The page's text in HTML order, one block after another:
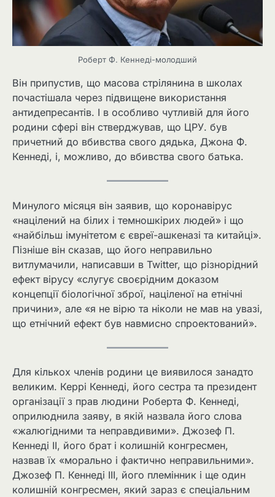
Роберт Ф. Кеннеді-молодший
Він припустив, що масова стрілянина в школах
почастішала через підвищене використання
антидепресантів. І в особливо чутливій для його
родини сфері він стверджував, що ЦРУ. був
причетний до вбивства свого дядька, Джона Ф.
Кеннеді, і, можливо, до вбивства свого батька.
Минулого місяця він заявив, що коронавірус
«націлений на білих і темношкірих людей» і що
«найбільш імунітетом є євреї-ашкеназі та китайці».
Пізніше він сказав, що його неправильно
витлумачили, написавши в Twitter, що різнорідний
ефект вірусу «слугує своєрідним доказом
концепції біологічної зброї, націленої на етнічні
причини», але «я не вірю та ніколи не мав на увазі,
що етнічний ефект був навмисно спроектований».
Для кількох членів родини це виявилося занадто
великим. Керрі Кеннеді, його сестра та президент
організації з прав людини Роберта Ф. Кеннеді,
оприлюднила заяву, в якій назвала його слова
«жалюгідними та неправдивими». Джозеф П.
Кеннеді II, його брат і колишній конгресмен,
назвав їх «морально і фактично неправильними».
Джозеф П. Кеннеді III, його племінник і ще один
колишній конгресмен, який зараз є спеціальним